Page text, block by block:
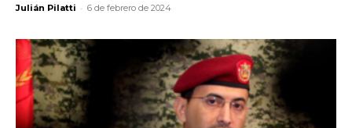
Julián Pilatti - 6 de febrero de 2024